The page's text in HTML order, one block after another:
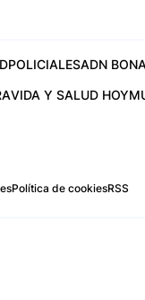
POLICIALESADN
VIDA Y SALUD HOY
Política de cookiesRSS